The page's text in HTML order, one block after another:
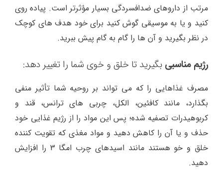
مرتب از داروهای ضدافسردگی بسیار مؤثرتر است. پیاده روی
کنید و یا به موسیقی گوش کنید برای خود هدف های کوچک
در نظر بگیرید و آن ها را گام به گام پیش ببرید.
رژیم مناسبی بگیرید تا خلق و خوی شما را تغییر دهد:
مصرف غذاهایی را که می تواند بر روحیه شما تأثیر منفی
بگذارد، مانند کافئین، الکل، چربی های ترانس، قند و
کربوهیدرات تصفیه شده؛ پس این مواد را از رژیم غذایی خود
حذف و یا آن را کاهش دهید و مواد مغذی که تقویت کننده
خلق و خو هستند مانند اسیدهای چرب امگا 3 را افزایش
دهید.